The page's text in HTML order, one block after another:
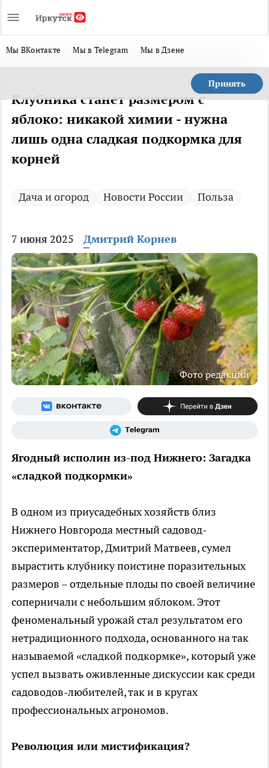
Мы ВКонтакте Мы в Telegram Мы в Дзене
Принять
Клубника станет размером с
яблоко: никакой химии - нужна
лишь одна сладкая подкормка для
корней
Дача и огород Новости России Польза
7 июня 2025 Дмитрий Корнев
Фото редакции
Ягодный исполин из-под Нижнего: Загадка
«сладкой подкормки»
В одном из приусадебных хозяйств близ
Нижнего Новгорода местный садовод-
экспериментатор, Дмитрий Матвеев, сумел
вырастить клубнику поистине поразительных
размеров – отдельные плоды по своей величине
соперничали с небольшим яблоком. Этот
феноменальный урожай стал результатом его
нетрадиционного подхода, основанного на так
называемой «сладкой подкормке», который уже
успел вызвать оживленные дискуссии как среди
садоводов-любителей, так и в кругах
профессиональных агрономов.
Революция или мистификация?